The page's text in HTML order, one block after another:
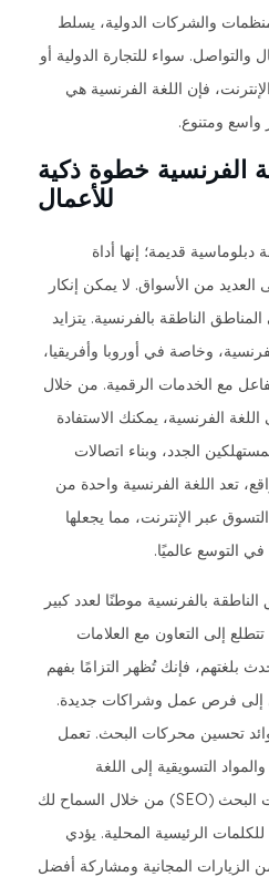
والشركات الدولية، يسلط
والتواصل. سواء للتجارة الدولية أو
فإن اللغة الفرنسية هي
واسع ومتنوع.
الفرنسية خطوة ذكية
للأعمال
قديمة؛ إنها أداة
من الأسواق. لا يمكن إنكار
الناطقة بالفرنسية. يتزايد
وخاصة في أوروبا وأفريقيا،
مع الخدمات الرقمية. من خلال
الفرنسية، يمكنك الاستفادة
الجدد، وبناء اتصالات
تعد اللغة الفرنسية واحدة من
عبر الإنترنت، مما يجعلها
التوسع عالميًا.
بالفرنسية موطنًا لعدد كبير
إلى التعاون مع العلامات
بلغتهم، فإنك تُظهر التزامًا بفهم
إلى فرص عمل وشراكات جديدة.
تحسين محركات البحث. تعمل
التسويقية إلى اللغة
الفرنسية على تحسين محركات البحث (SEO) من خلال السماح لك
الرئيسية المحلية. يؤدي
الزيارات المجانية ومشاركة أفضل